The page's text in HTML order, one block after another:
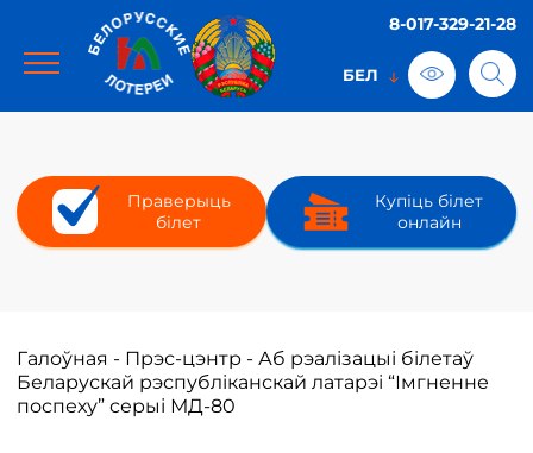
8-017-329-21-28
Праверыць
білет
Купіць білет
онлайн
Галоўная - Прэс-цэнтр - Аб рэалізацыі білетаў
Беларускай рэспубліканскай латарэі “Імгненне
поспеху” серыі МД-80